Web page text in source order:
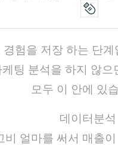
험을 저장 하는 단
팅 분석을 하지 않
모두 이 안에 있
데이터분석
얼마를 써서 매출